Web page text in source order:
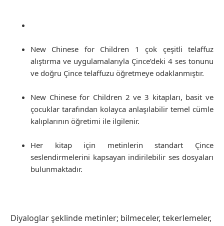
New Chinese for Children 1 çok çeşitli telaffuz
alıştırma ve uygulamalarıyla Çince’deki 4 ses tonunu
ve doğru Çince telaffuzu öğretmeye odaklanmıştır.
New Chinese for Children 2 ve 3 kitapları, basit ve
çocuklar tarafından kolayca anlaşılabilir temel cümle
kalıplarının öğretimi ile ilgilenir.
Her kitap için metinlerin standart Çince
seslendirmelerini kapsayan indirilebilir ses dosyaları
bulunmaktadır.
Diyaloglar şeklinde metinler; bilmeceler, tekerlemeler,